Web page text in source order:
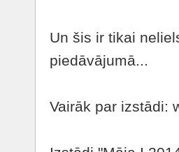
Un šis ir tikai
piedāvājumā...
Vairāk par izstādi: